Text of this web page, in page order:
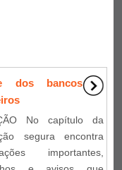
dos bancos
No capítulo da
segura encontra
importantes,